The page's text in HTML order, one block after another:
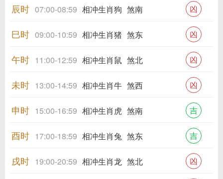
辰时 07:00-08:59 相冲生肖狗 煞南 凶
巳时 09:00-10:59 相冲生肖猪 煞东 凶
午时 11:00-12:59 相冲生肖鼠 煞北 凶
未时 13:00-14:59 相冲生肖牛 煞西 凶
申时 15:00-16:59 相冲生肖虎 煞南 吉
酉时 17:00-18:59 相冲生肖兔 煞东 吉
戌时 19:00-20:59 相冲生肖龙 煞北 凶